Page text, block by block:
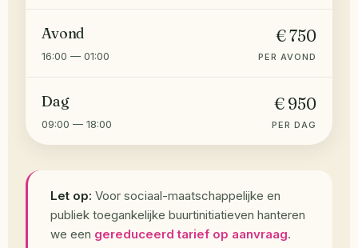
Avond
16:00 — 01:00
€ 750
PER AVOND
Dag
09:00 — 18:00
€ 950
PER DAG
Let op: Voor sociaal-maatschappelijke en
publiek toegankelijke buurtinitiatieven hanteren
we een gereduceerd tarief op aanvraag.